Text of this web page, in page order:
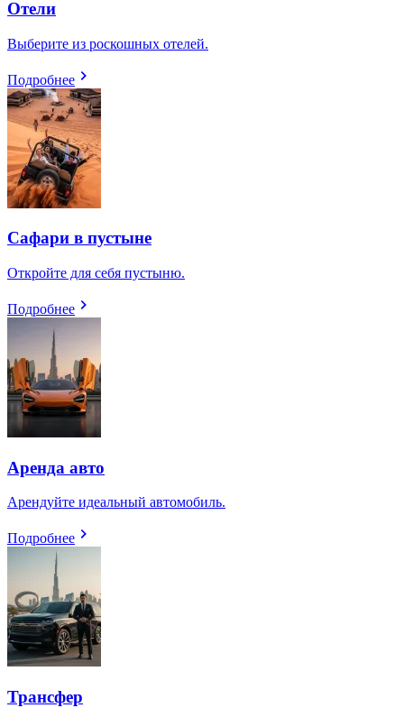
Отели
Выберите из роскошных отелей.
Подробнее
Сафари в пустыне
Откройте для себя пустыню.
Подробнее
Аренда авто
Арендуйте идеальный автомобиль.
Подробнее
Трансфер